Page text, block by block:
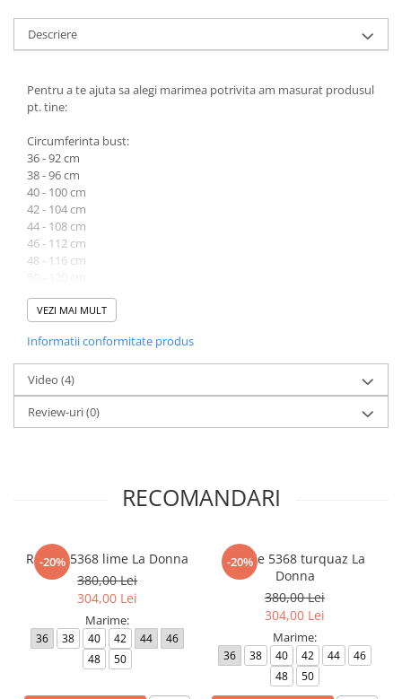
Descriere
Pentru a te ajuta sa alegi marimea potrivita am masurat produsul
pt. tine:
Circumferinta bust:
36 - 92 cm
38 - 96 cm
40 - 100 cm
42 - 104 cm
44 - 108 cm
46 - 112 cm
48 - 116 cm
Circumferinta talie:
38 - 76 cm
40 - 80 cm
42 - 84 cm
44 - 88 cm
46 - 92 cm
48 - 100 cm
dispozitivul de pe care este vizualizat.
VEZI MAI MULT
Informatii conformitate produs
Video (4)
Review-uri(0)
RECOMANDARI
-20%
Rochie 5368 lime La Donna
380,00 Lei
304,00 Lei
Marime:
36 38 40 42 44
46
48
50
-20%
Rochie 5368 turquaz La
Donna
380,00 Lei
304,00 Lei
Marime:
36 38 40 42 44
46
48
50